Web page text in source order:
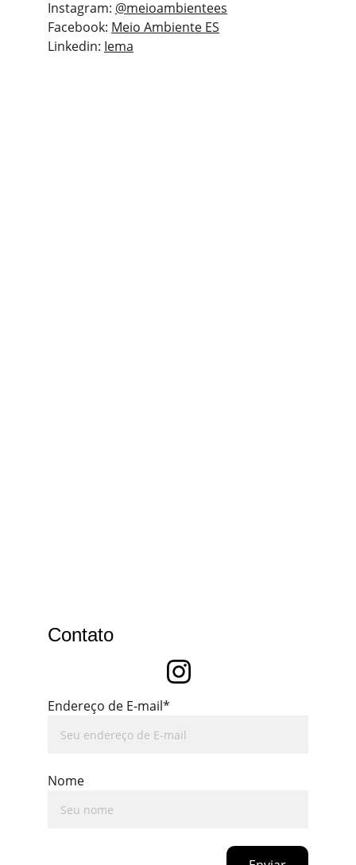
Instagram: @meioambientees
Facebook: Meio Ambiente ES
Linkedin: Iema
Contato
Endereço de E-mail*
Nome